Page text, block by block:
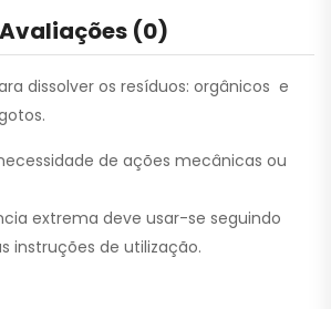
Avaliações (0)
dissolver os resíduos: orgânicos e
de ações mecânicas ou
extrema deve usar-se seguindo
instruções de utilização.